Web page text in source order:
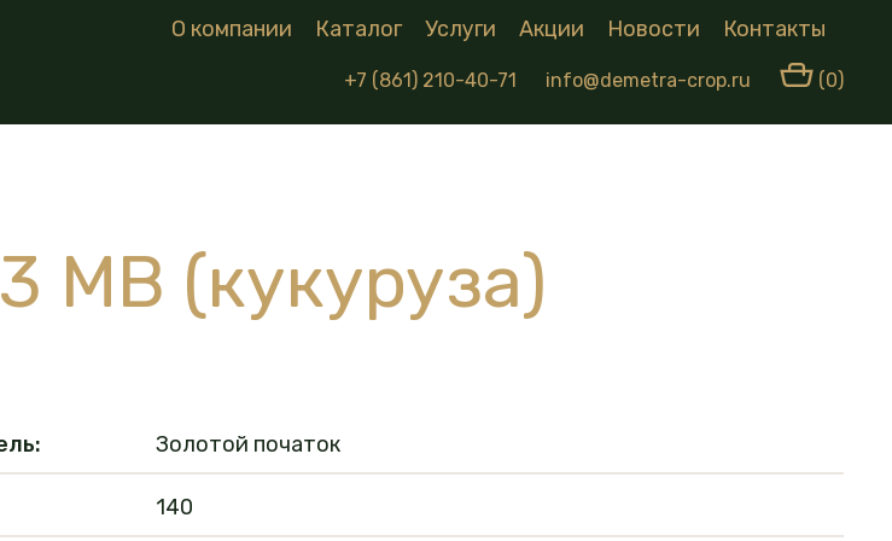
О компании Каталог Услуги Акции Новости Контакты
+7 (861) 210-40-71 info@demetra-crop.ru (0)
МВ (кукуруза)
Золотой початок
140